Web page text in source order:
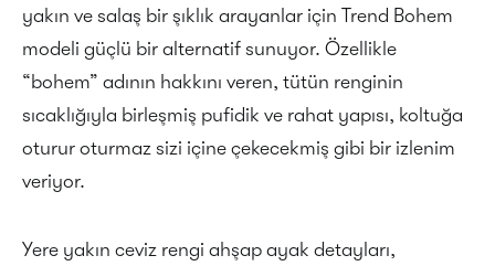
yakın ve salaş bir şıklık arayanlar için Trend Bohem
modeli güçlü bir alternatif sunuyor. Özellikle
“bohem” adının hakkını veren, tütün renginin
sıcaklığıyla birleşmiş pufidik ve rahat yapısı, koltuğa
oturur oturmaz sizi içine çekecekmiş gibi bir izlenim
veriyor.
Yere yakın ceviz rengi ahşap ayak detayları,